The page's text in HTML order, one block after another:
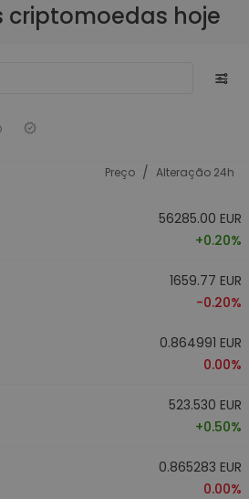
hoje
Preço / Alteração 24h
56285.00 EUR
+0.20%
1659.77 EUR
-0.20%
0.864991 EUR
0.00%
523.530 EUR
+0.50%
0.865283 EUR
0.00%